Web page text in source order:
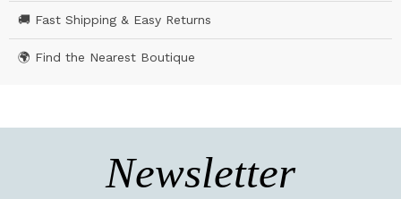
🚚 Fast Shipping & Easy Returns
🌍 Find the Nearest Boutique
Newsletter